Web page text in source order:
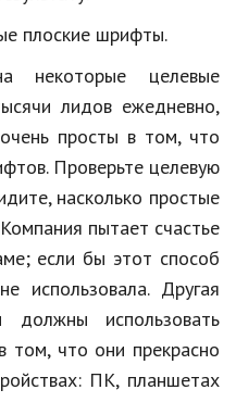
плоские шрифты.
некоторые целевые
лидов ежедневно,
просты в том, что
Проверьте целевую
насколько простые
пытает счастье
если бы этот способ
использовала. Другая
использовать
том, что они прекрасно
ПК, планшетах